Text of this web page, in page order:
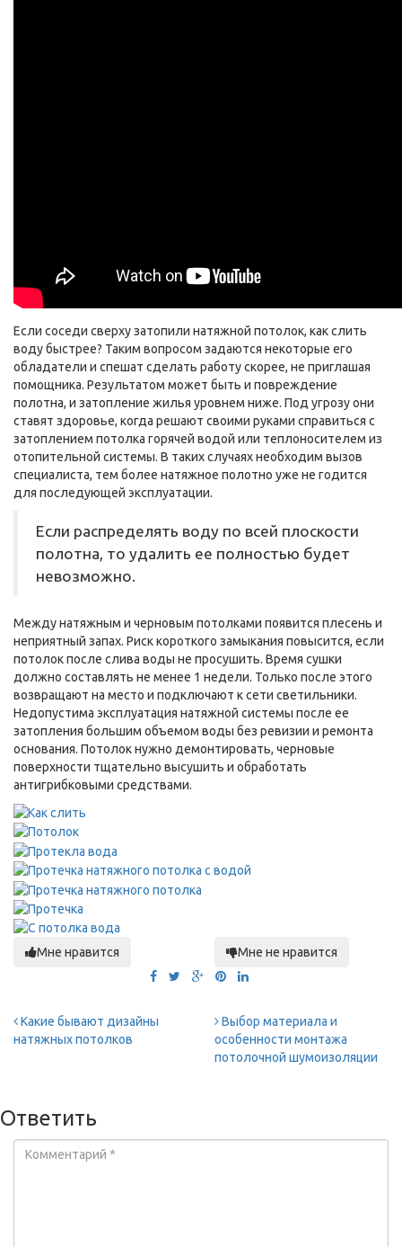
Если соседи сверху затопили натяжной потолок, как слить
воду быстрее? Таким вопросом задаются некоторые его
обладатели и спешат сделать работу скорее, не приглашая
помощника. Результатом может быть и повреждение
полотна, и затопление жилья уровнем ниже. Под угрозу они
ставят здоровье, когда решают своими руками справиться с
затоплением потолка горячей водой или теплоносителем из
отопительной системы. В таких случаях необходим вызов
специалиста, тем более натяжное полотно уже не годится
для последующей эксплуатации.
Если распределять воду по всей плоскости
полотна, то удалить ее полностью будет
невозможно.
Между натяжным и черновым потолками появится плесень и
неприятный запах. Риск короткого замыкания повысится, если
потолок после слива воды не просушить. Время сушки
должно составлять не менее 1 недели. Только после этого
возвращают на место и подключают к сети светильники.
Недопустима эксплуатация натяжной системы после ее
затопления большим объемом воды без ревизии и ремонта
основания. Потолок нужно демонтировать, черновые
поверхности тщательно высушить и обработать
антигрибковыми средствами.
Мне нравится Мне не нравится
Какие бывают дизайны
натяжных потолков
Выбор материала и
особенности монтажа
потолочной шумоизоляции
Ответить